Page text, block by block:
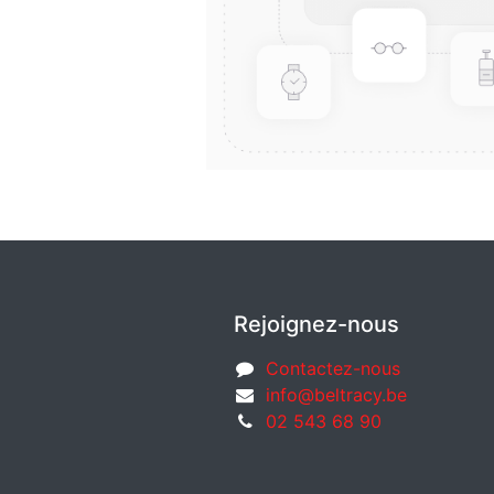
Rejoignez-nous
Contactez-nous
info@beltracy.be
02 543 68 90